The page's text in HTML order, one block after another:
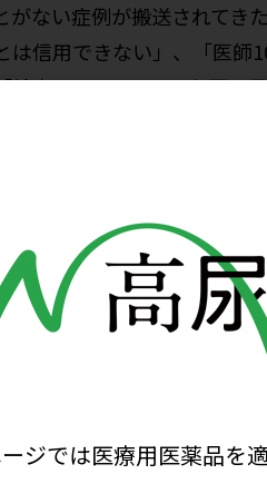
ない症例が搬送されてき
は信用できない」、「医
査１つとっても、必要と
医科大学に赴任し、尿酸
とが、医師人生のターニ
識でしたが、山本先生の
のもとで尿酸値の上昇を抑
くつもりです。